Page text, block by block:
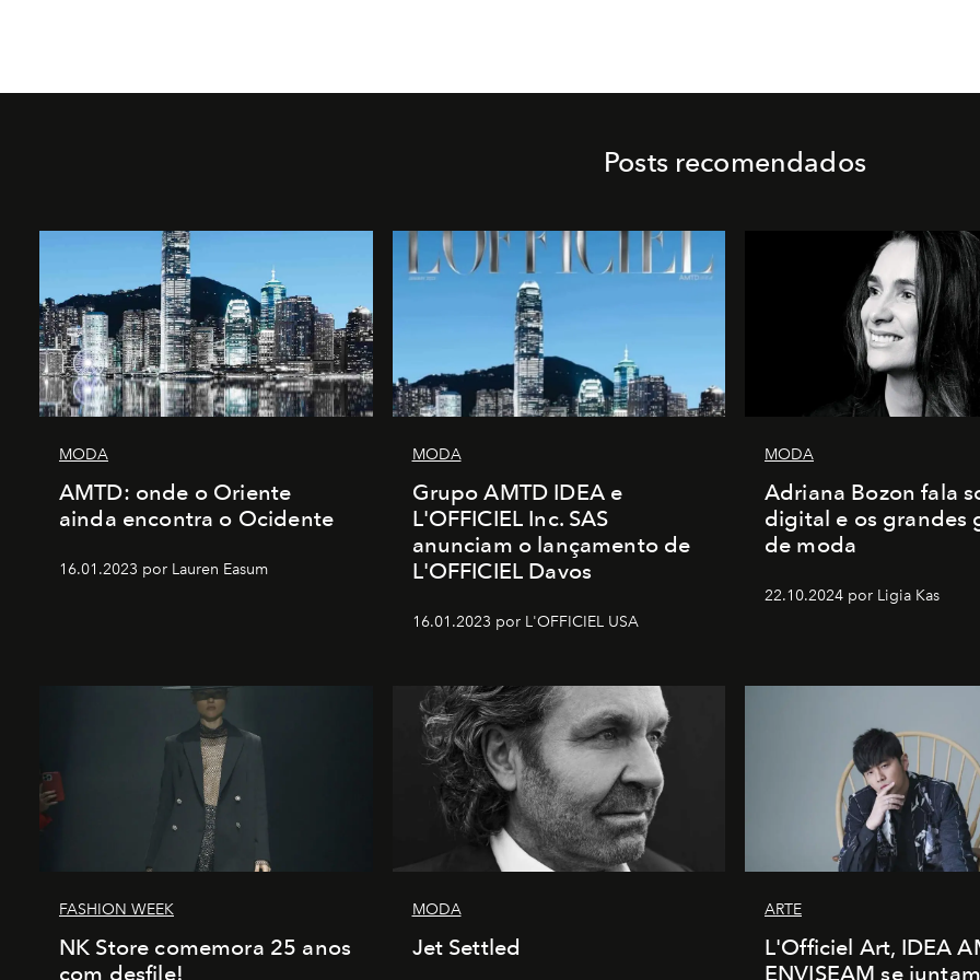
Posts recomendados
MODA
AMTD: onde o Oriente
ainda encontra o Ocidente
16.01.2023 por Lauren Easum
MODA
Grupo AMTD IDEA e
L'OFFICIEL Inc. SAS
anunciam o lançamento de
L'OFFICIEL Davos
16.01.2023 por L'OFFICIEL USA
MODA
Adriana Bozon fala
digital e os grandes
de moda
22.10.2024 por Ligia Kas
FASHION WEEK
NK Store comemora 25 anos
com desfile!
MODA
Jet Settled
ARTE
L'Officiel Art, IDEA
ENVISEAM se